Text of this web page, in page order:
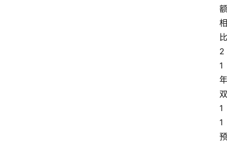
额
相
比
2
1
年
双
1
1
预